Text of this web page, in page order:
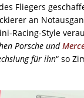
Fliegers
an
Racing-Style
Porsche und
für ihn“ so